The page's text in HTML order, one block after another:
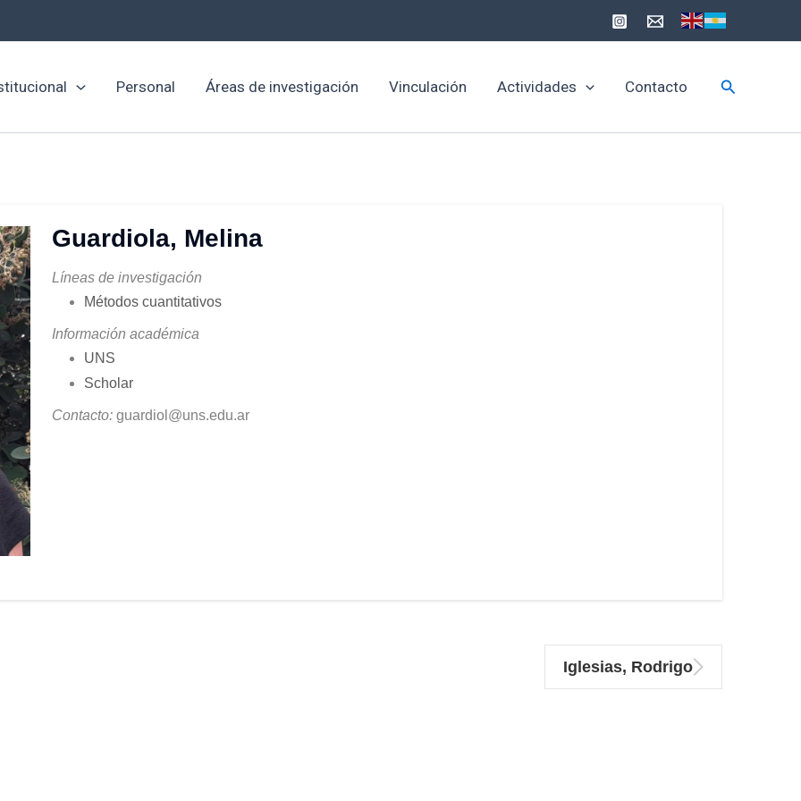
Personal Áreas de investigación Vinculación Actividades Contacto Buscar
Guardiola, Melina
Líneas de investigación
Métodos cuantitativos
Información académica
UNS
Scholar
Contacto:guardiol@uns.edu.ar
Iglesias, Rodrigo